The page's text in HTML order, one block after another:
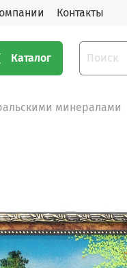
Контакты
Каталог
минералами